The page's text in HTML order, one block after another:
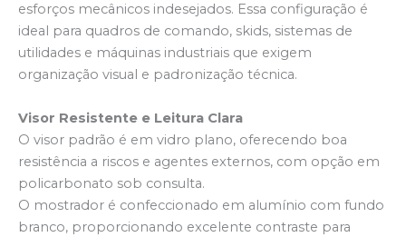
esforços mecânicos indesejados. Essa configuração é
ideal para quadros de comando, skids, sistemas de
utilidades e máquinas industriais que exigem
organização visual e padronização técnica.
Visor Resistente e Leitura Clara
O visor padrão é em vidro plano, oferecendo boa
resistência a riscos e agentes externos, com opção em
policarbonato sob consulta.
O mostrador é confeccionado em alumínio com fundo
branco, proporcionando excelente contraste para